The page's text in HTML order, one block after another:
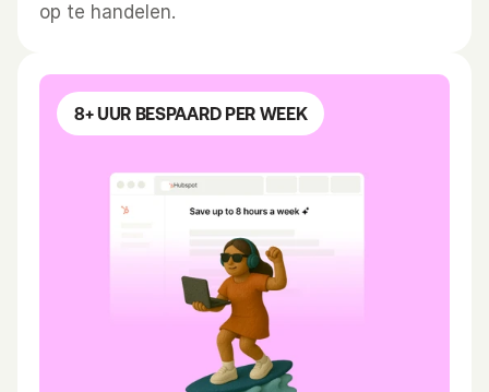
op te handelen.
8+ UUR BESPAARD PER WEEK